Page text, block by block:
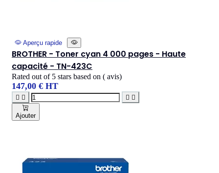
Aperçu rapide
BROTHER - Toner cyan 4 000 pages - Haute
capacité - TN-423C
Rated out of 5 stars based on ( avis)
147,00 € HT
   
Ajouter